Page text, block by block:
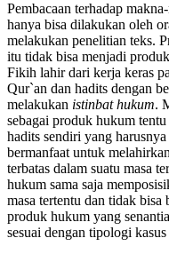
Pembacaan terhadap
hanya bisa dilakukan oleh
melakukan penelitian teks.
itu tidak bisa menjadi
Fikih lahir dari kerja keras
Qur`an dan hadits dengan
melakukan istinbat hukum.
sebagai produk hukum
hadits sendiri yang
bermanfaat untuk
terbatas dalam suatu masa
hukum sama saja
masa tertentu dan tidak
produk hukum yang
sesuai dengan tipologi kasus